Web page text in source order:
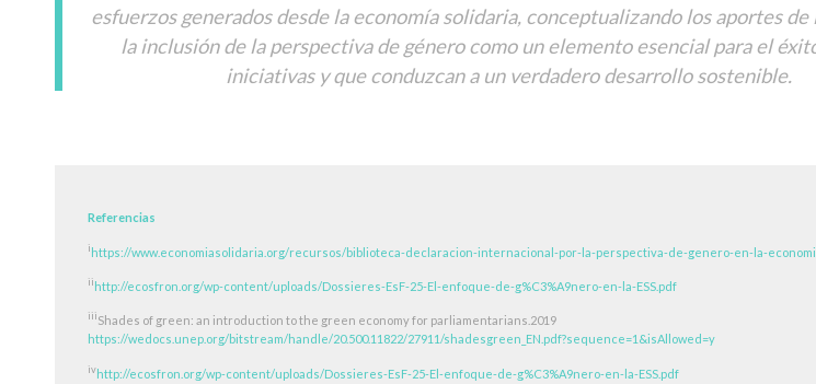
esfuerzos generados desde la economía solidaria, conceptualizando los aportes de
la inclusión de la perspectiva de género como un elemento esencial para el
iniciativas y que conduzcan a un verdadero desarrollo sostenible.
Referencias
ihttps://www.economiasolidaria.org/recursos/biblioteca-declaracion-internacional-por-la-perspectiva-de-genero-en-la-
iihttp://ecosfron.org/wp-content/uploads/Dossieres-EsF-25-El-enfoque-de-g%C3%A9nero-en-la-ESS.pdf
iiiShades of green: an introduction to the green economy for parliamentarians.2019
https://wedocs.unep.org/bitstream/handle/20.500.11822/27911/shadesgreen_EN.pdf?sequence=1&isAllowed=y
ivhttp://ecosfron.org/wp-content/uploads/Dossieres-EsF-25-El-enfoque-de-g%C3%A9nero-en-la-ESS.pdf